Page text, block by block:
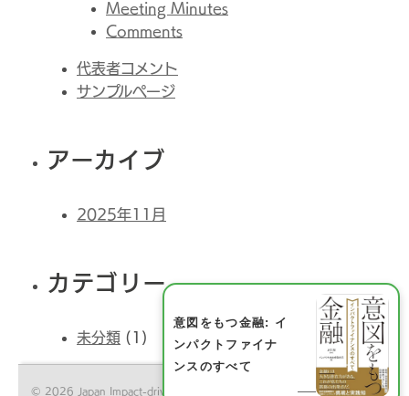
Meeting Minutes
Comments
代表者コメント
サンプルページ
アーカイブ
2025年11月
カテゴリー
未分類 (1)
© 2026 Japan Impact-driven Financing Initiative All Rights Reserved.
意図をもつ金融: イ
ンパクトファイナ
ンスのすべて